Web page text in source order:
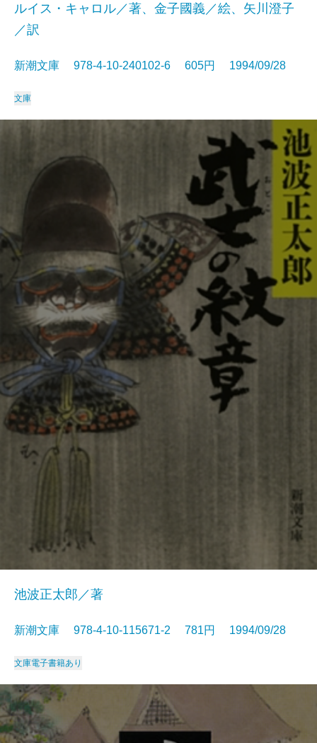
ルイス・キャロル／著、金子國義／絵、矢川澄子
／訳
新潮文庫 978-4-10-240102-6 605円 1994/09/28
文庫
池波正太郎／著
新潮文庫 978-4-10-115671-2 781円 1994/09/28
文庫電子書籍あり